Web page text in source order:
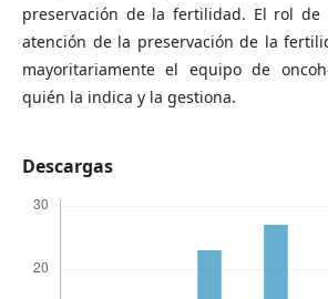
preservación de la fertilidad. El rol
atención de la preservación de la
mayoritariamente el equipo de
quién la indica y la gestiona.
Descargas